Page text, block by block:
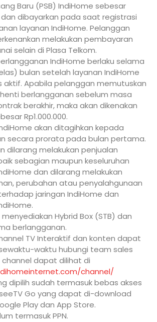
Baru (PSB) IndiHome sebesar
dan dibayarkan pada saat registrasi
layanan IndiHome. Pelanggan
melakukan pembayaran
selain di Plasa Telkom.
IndiHome berlaku selama
bulan setelah layanan IndiHome
aktif. Apabila pelanggan memutuskan
berlangganan sebelum masa
berakhir, maka akan dikenakan
Rp1.000.000.
akan ditagihkan kepada
secara prorata pada bulan pertama.
dilarang melakukan penjualan
sebagian maupun keseluruhan
dan dilarang melakukan
perubahan atau penyalahgunaan
jaringan IndiHome dan
Hybrid Box (STB) dan
berlangganan.
TV Interaktif dan konten dapat
waktu hubungi team sales
channel dapat dilihat di
channel/
dipilih sudah termasuk bebas akses
Go yang dapat di-download
Play dan App Store.
termasuk PPN.